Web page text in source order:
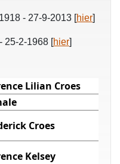
- 27-9-2013 [hier]
25-2-1968 [hier]
Lilian Croes
Croes
Kelsey